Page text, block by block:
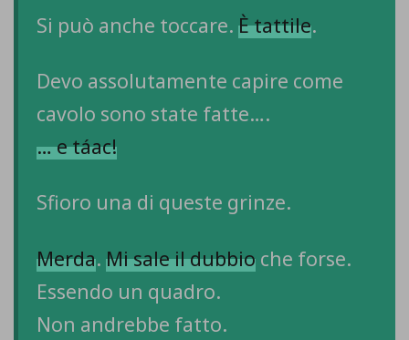
Si può anche toccare. È tattile.
Devo assolutamente capire come
cavolo sono state fatte….
… e táac!
Sfioro una di queste grinze.
Merda. Mi sale il dubbio che forse.
Essendo un quadro.
Non andrebbe fatto.